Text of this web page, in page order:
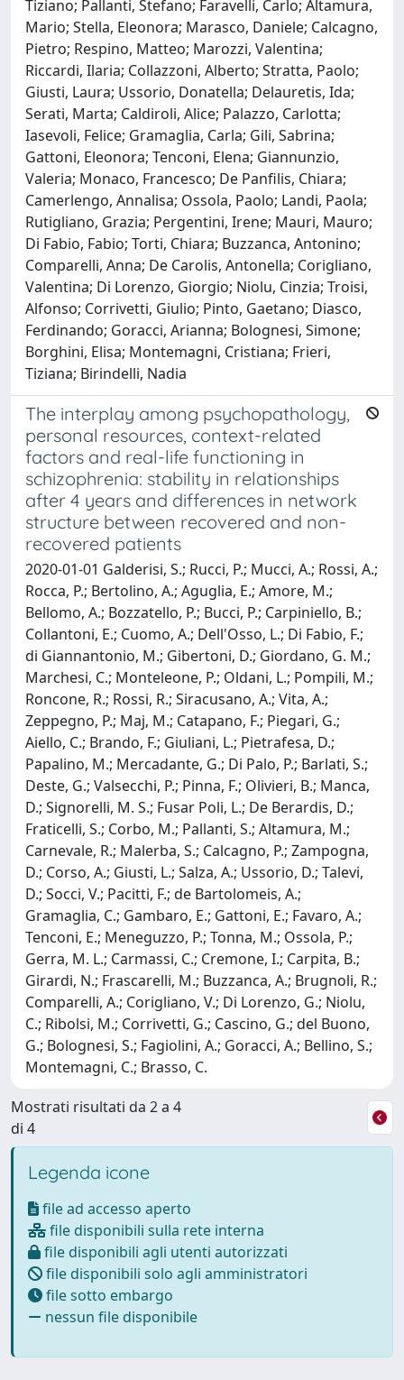
Tiziano; Pallanti, Stefano; Faravelli, Carlo; Altamura,
Mario; Stella, Eleonora; Marasco, Daniele; Calcagno,
Pietro; Respino, Matteo; Marozzi, Valentina;
Riccardi, Ilaria; Collazzoni, Alberto; Stratta, Paolo;
Giusti, Laura; Ussorio, Donatella; Delauretis, Ida;
Serati, Marta; Caldiroli, Alice; Palazzo, Carlotta;
Iasevoli, Felice; Gramaglia, Carla; Gili, Sabrina;
Gattoni, Eleonora; Tenconi, Elena; Giannunzio,
Valeria; Monaco, Francesco; De Panfilis, Chiara;
Camerlengo, Annalisa; Ossola, Paolo; Landi, Paola;
Rutigliano, Grazia; Pergentini, Irene; Mauri, Mauro;
Di Fabio, Fabio; Torti, Chiara; Buzzanca, Antonino;
Comparelli, Anna; De Carolis, Antonella; Corigliano,
Valentina; Di Lorenzo, Giorgio; Niolu, Cinzia; Troisi,
Alfonso; Corrivetti, Giulio; Pinto, Gaetano; Diasco,
Ferdinando; Goracci, Arianna; Bolognesi, Simone;
Borghini, Elisa; Montemagni, Cristiana; Frieri,
Tiziana; Birindelli, Nadia
The interplay among psychopathology,
personal resources, context-related
factors and real-life functioning in
schizophrenia: stability in relationships
after 4 years and differences in network
structure between recovered and non-
recovered patients
2020-01-01 Galderisi, S.; Rucci, P.; Mucci, A.; Rossi, A.;
Rocca, P.; Bertolino, A.; Aguglia, E.; Amore, M.;
Bellomo, A.; Bozzatello, P.; Bucci, P.; Carpiniello, B.;
Collantoni, E.; Cuomo, A.; Dell'Osso, L.; Di Fabio, F.;
di Giannantonio, M.; Gibertoni, D.; Giordano, G. M.;
Marchesi, C.; Monteleone, P.; Oldani, L.; Pompili, M.;
Roncone, R.; Rossi, R.; Siracusano, A.; Vita, A.;
Zeppegno, P.; Maj, M.; Catapano, F.; Piegari, G.;
Aiello, C.; Brando, F.; Giuliani, L.; Pietrafesa, D.;
Papalino, M.; Mercadante, G.; Di Palo, P.; Barlati, S.;
Deste, G.; Valsecchi, P.; Pinna, F.; Olivieri, B.; Manca,
D.; Signorelli, M. S.; Fusar Poli, L.; De Berardis, D.;
Fraticelli, S.; Corbo, M.; Pallanti, S.; Altamura, M.;
Carnevale, R.; Malerba, S.; Calcagno, P.; Zampogna,
D.; Corso, A.; Giusti, L.; Salza, A.; Ussorio, D.; Talevi,
D.; Socci, V.; Pacitti, F.; de Bartolomeis, A.;
Gramaglia, C.; Gambaro, E.; Gattoni, E.; Favaro, A.;
Tenconi, E.; Meneguzzo, P.; Tonna, M.; Ossola, P.;
Gerra, M. L.; Carmassi, C.; Cremone, I.; Carpita, B.;
Girardi, N.; Frascarelli, M.; Buzzanca, A.; Brugnoli, R.;
Comparelli, A.; Corigliano, V.; Di Lorenzo, G.; Niolu,
C.; Ribolsi, M.; Corrivetti, G.; Cascino, G.; del Buono,
G.; Bolognesi, S.; Fagiolini, A.; Goracci, A.; Bellino, S.;
Montemagni, C.; Brasso, C.
Mostrati risultati da 2 a 4
di 4
Legenda icone
file ad accesso aperto
file disponibili sulla rete interna
file disponibili agli utenti autorizzati
file disponibili solo agli amministratori
file sotto embargo
nessun file disponibile